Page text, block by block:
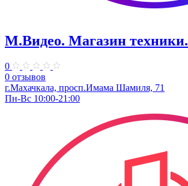
М.Видео. Магазин техники.
0
0 отзывов
г.Махачкала, просп.Имама Шамиля, 71
Пн-Вс 10:00-21:00